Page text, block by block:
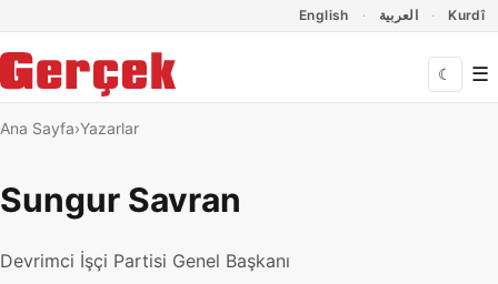
English العربية Kurdî
☾ ☰
Ana Sayfa Yazarlar
Sungur Savran
Devrimci İşçi Partisi Genel Başkanı